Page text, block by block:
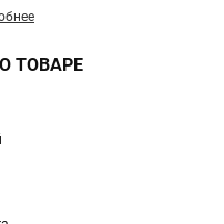
ТОВАРЕ